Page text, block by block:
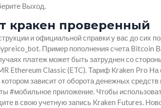
Выход.
кракен проверенный
и официальной справки у вас до сих
Пример пополнения счета Bitcoin
платеж может быть затруднен со
Ethereum Classic (ETC). Тариф Kraken Pro На
зависит от оборота денежных средств
#мобильное приложение. Чтобы
в свою учетную запись Kraken Futures.